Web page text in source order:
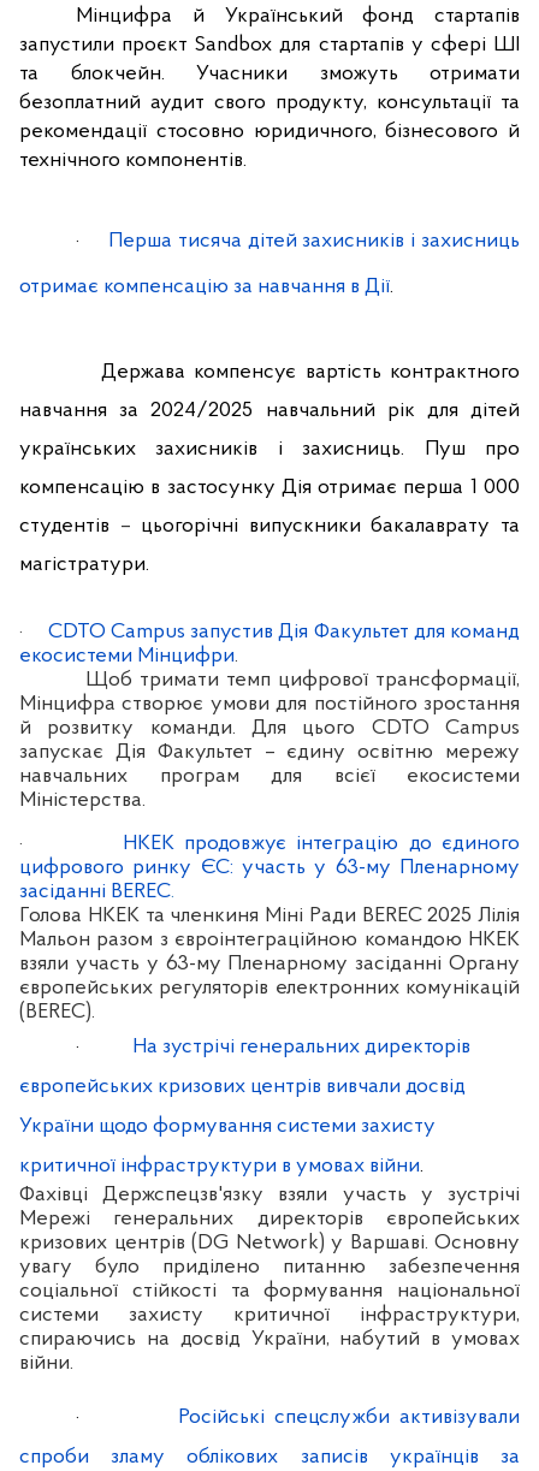
Мінцифра й Український фонд стартапів
запустили проєкт Sandbox для стартапів у сфері ШІ
та блокчейн. Учасники зможуть отримати
безоплатний аудит свого продукту, консультації та
рекомендації стосовно юридичного, бізнесового й
технічного компонентів.
·
Перша тисяча дітей захисників і захисниць
отримає компенсацію за навчання в Дії.
Держава компенсує вартість контрактного
навчання за 2024/2025 навчальний рік для дітей
українських захисників і захисниць. Пуш про
компенсацію в застосунку Дія отримає перша 1 000
студентів – цьогорічні випускникибакалаврату та
магістратури.
·
CDTO Campus запустив Дія Факультет для команд
екосистеми Мінцифри.
Щоб тримати темп цифрової трансформації,
Мінцифра створює умови для постійного зростання
й розвитку команди. Для цього CDTO Campus
запускає Дія Факультет – єдину освітню мережу
навчальних програм для всієї екосистеми
Міністерства.
·
НКЕК продовжує інтеграцію до єдиного
цифрового ринку ЄС: участь у 63-му Пленарному
засіданні BEREC.
Голова НКЕК та членкиня Міні Ради BEREC 2025 Лілія
Мальон разом з євроінтеграційною командою НКЕК
взяли участь у 63-му Пленарному засіданні Органу
європейських регуляторів електронних комунікацій
(BEREC).
·
На зустрічі генеральних директорів
європейських кризових центрів вивчали досвід
України щодо формування системи захисту
критичної інфраструктури в умовах війни.
Фахівці Держспецзв'язку взяли участь у зустрічі
Мережі генеральних директорів європейських
кризових центрів (DG Network) у Варшаві. Основну
увагу було приділено питанню забезпечення
соціальної стійкості та формування національної
системи захисту критичної інфраструктури,
спираючись на досвід України, набутий в умовах
війни.
·
Російські спецслужби активізували
спроби зламу облікових записів українців за